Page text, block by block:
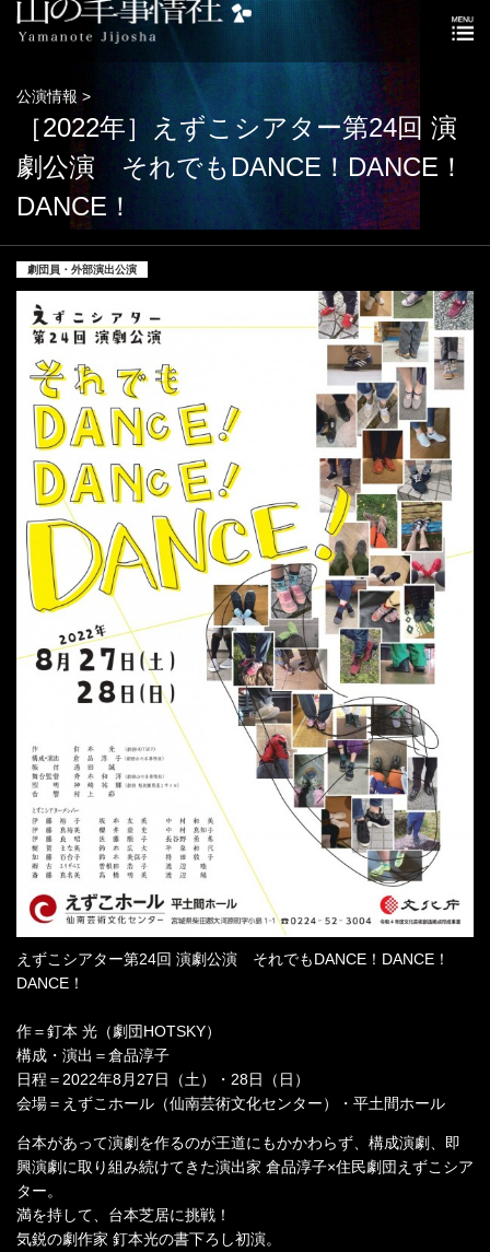
公演情報 >
［2022年］えずこシアター第24回 演
劇公演 それでもDANCE！DANCE！
DANCE！
劇団員・外部演出公演
えずこシアター第24回 演劇公演 それでもDANCE！DANCE！
DANCE！
作＝釘本 光（劇団HOTSKY）
構成・演出＝倉品淳子
日程＝2022年8月27日（土）・28日（日）
会場＝えずこホール（仙南芸術文化センター）・平土間ホール
台本があって演劇を作るのが王道にもかかわらず、構成演劇、即
興演劇に取り組み続けてきた演出家 倉品淳子×住民劇団えずこシア
ター。
満を持して、台本芝居に挑戦！
気鋭の劇作家 釘本光の書下ろし初演。